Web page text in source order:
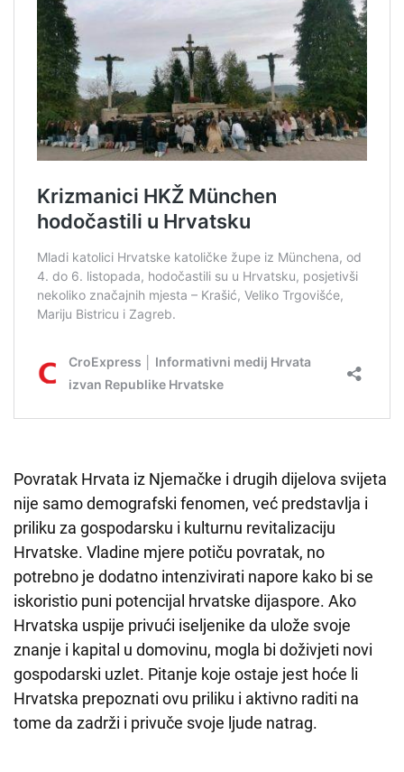
Povratak Hrvata iz Njemačke i drugih dijelova svijeta
nije samo demografski fenomen, već predstavlja i
priliku za gospodarsku i kulturnu revitalizaciju
Hrvatske. Vladine mjere potiču povratak, no
potrebno je dodatno intenzivirati napore kako bi se
iskoristio puni potencijal hrvatske dijaspore. Ako
Hrvatska uspije privući iseljenike da ulože svoje
znanje i kapital u domovinu, mogla bi doživjeti novi
gospodarski uzlet. Pitanje koje ostaje jest hoće li
Hrvatska prepoznati ovu priliku i aktivno raditi na
tome da zadrži i privuče svoje ljude natrag.